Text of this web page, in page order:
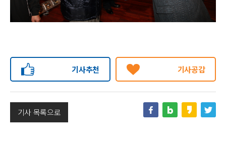
기사추천 기사공감
기사 목록으로